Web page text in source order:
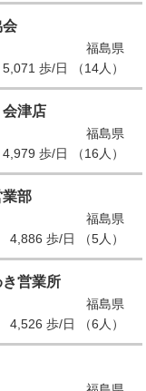
会
福島県
5,071 歩/日 （14人）
津店
福島県
4,979 歩/日 （16人）
部
福島県
4,886 歩/日 （5人）
営業所
福島県
4,526 歩/日 （6人）